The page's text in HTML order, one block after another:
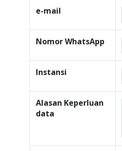
e-mail
Nomor WhatsApp
Instansi
Alasan Keperluan
data